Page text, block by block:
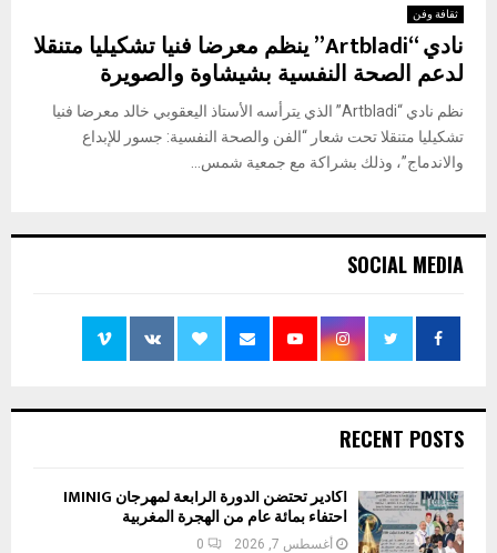
ثقافة وفن
نادي “Artbladi” ينظم معرضا فنيا تشكيليا متنقلا
لدعم الصحة النفسية بشيشاوة والصويرة
نظم نادي “Artbladi” الذي يترأسه الأستاذ اليعقوبي خالد معرضا فنيا
تشكيليا متنقلا تحت شعار “الفن والصحة النفسية: جسور للإبداع
والاندماج”، وذلك بشراكة مع جمعية شمس...
SOCIAL MEDIA
RECENT POSTS
أكادير تحتضن الدورة الرابعة لمهرجان IMINIG
احتفاء بمائة عام من الهجرة المغربية
أغسطس 7, 2026 0